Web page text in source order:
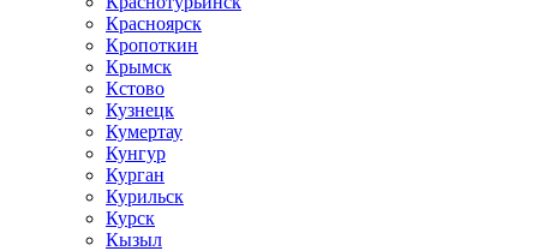
Красноярск
Кропоткин
Крымск
Кстово
Кузнецк
Кумертау
Кунгур
Курган
Курильск
Курск
Кызыл